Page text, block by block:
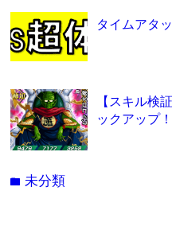
タイムアタ
【スキル検
ックアップ！
folder 未分類